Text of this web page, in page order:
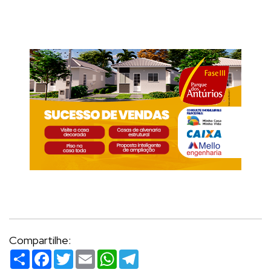
Compartilhe:
Compartilhar
Facebook
TwitterEmailWhatsApp